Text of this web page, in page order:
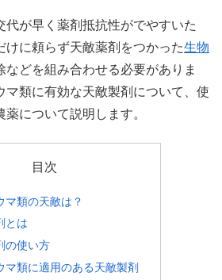
代が早く薬剤抵抗性がでやすいた
けに頼らず天敵薬剤をつかった生物
などを組み合わせる必要がありま
マ類に有効な天敵製剤について、使
について説明します。
目次
マ類の天敵は？
とは
の使い方
マ類に適用のある天敵製剤